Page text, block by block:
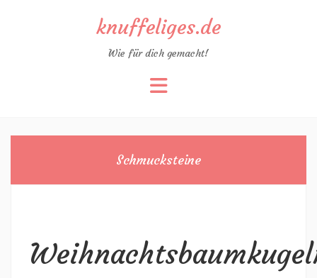
knuffeliges.de
Wie für dich gemacht!
Schmucksteine